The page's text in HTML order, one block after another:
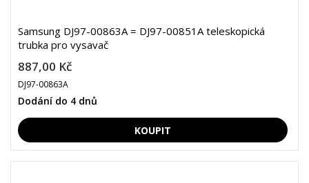
Samsung DJ97-00863A = DJ97-00851A teleskopická
trubka pro vysavač
887,00 Kč
DJ97-00863A
Dodání do 4 dnů